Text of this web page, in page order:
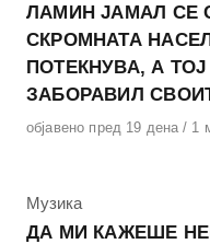
ЛАМИН ЈАМАЛ СЕ
СКРОМНАТА
ПОТЕКНУВА, А ТОЈ
ЗАБОРАВИЛ
Објавено
објавено пред 19 дена 1
КАтегорија
Музика
ДА МИ КАЖЕШЕ